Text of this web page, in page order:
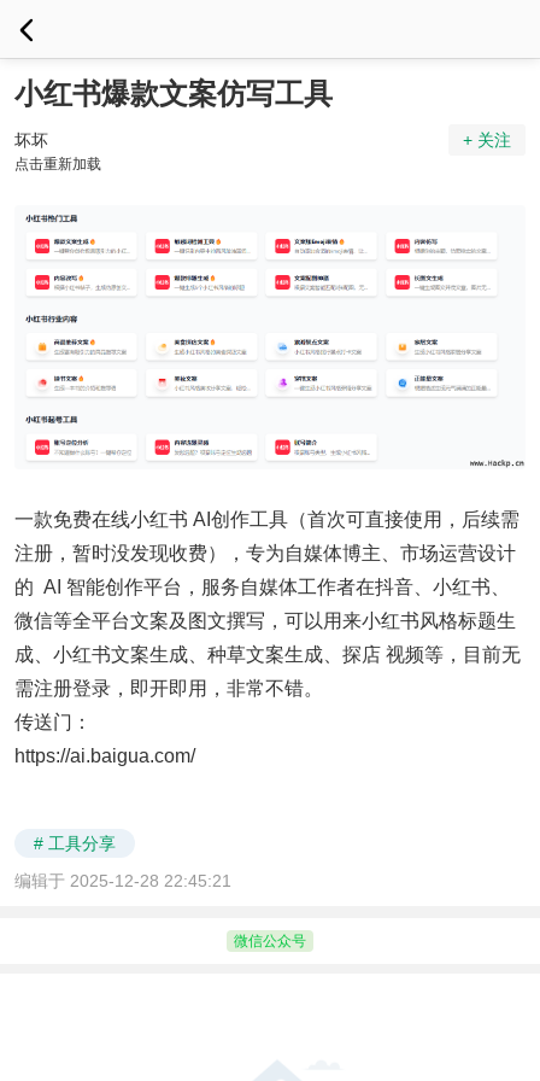
小红书爆款文案仿写工具
坏坏
点击重新加载
+ 关注
一款免费在线小红书 AI创作工具（首次可直接使用，后续需
注册，暂时没发现收费），专为自媒体博主、市场运营设计
的 AI 智能创作平台，服务自媒体工作者在抖音、小红书、
微信等全平台文案及图文撰写，可以用来小红书风格标题生
成、小红书文案生成、种草文案生成、探店 视频等，目前无
需注册登录，即开即用，非常不错。
传送门：
https://ai.baigua.com/
# 工具分享
编辑于 2025-12-28 22:45:21
微信公众号